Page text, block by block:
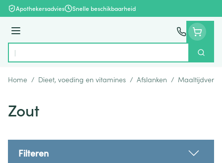
Ga naar de inhoud
Apothekersadvies Snelle beschikbaarheid
Menu
Product, merk, categorie...
Zoek
Home / Dieet, voeding en vitamines / Afslanken /
Zout
Filteren